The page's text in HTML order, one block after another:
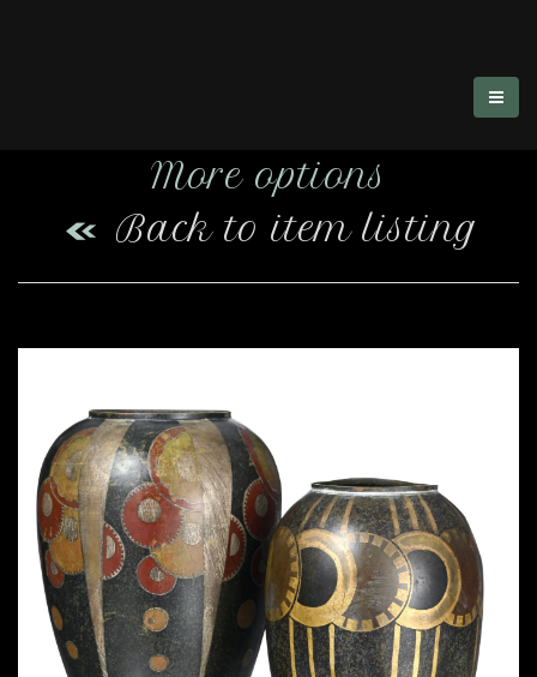
More options
Back to item listing